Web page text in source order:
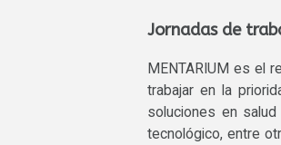
Jornadas de
MENTARIUM es el
trabajar en la
soluciones en
tecnológico, entre